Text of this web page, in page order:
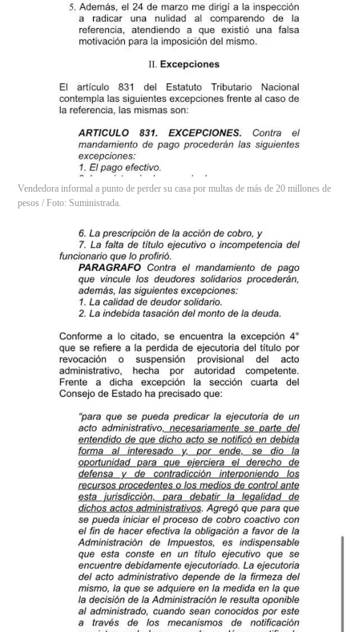
Vendedora informal a punto de perder su casa por multas de más de 20 millones de
pesos / Foto: Suministrada.